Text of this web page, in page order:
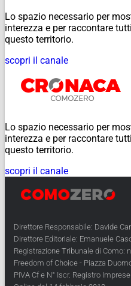
Lo spazio necessario per
interezza e per raccontare
questo territorio.
scopri il canale
Lo spazio necessario per
interezza e per raccontare
questo territorio.
scopri il canale
Direttore Responsabile: Davide
Direttore Editoriale: Emanuele
Registrazione Tribunale di Como:
Freedom of Choice - Piazza
PIVA Cf e N° Iscr. Registro